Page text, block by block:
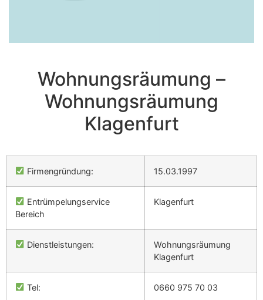
Wohnungsräumung –
Wohnungsräumung
Klagenfurt
Firmengründung: 15.03.1997
Entrümpelungservice
Bereich
Klagenfurt
Dienstleistungen:
Wohnungsräumung
Klagenfurt
Tel: 0660 975 70 03